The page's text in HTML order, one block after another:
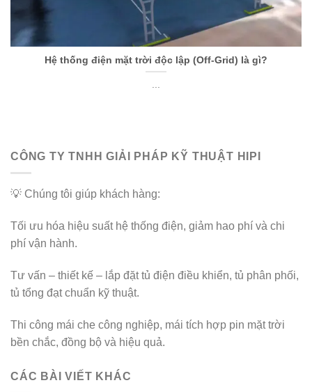
Hệ thống điện mặt trời độc lập (Off-Grid) là gì?
CÔNG TY TNHH GIẢI PHÁP KỸ THUẬT HIPI
💡 Chúng tôi giúp khách hàng:
Tối ưu hóa hiệu suất hệ thống điện, giảm hao phí và chi
phí vận hành.
Tư vấn – thiết kế – lắp đặt tủ điện điều khiển, tủ phân phối,
tủ tổng đạt chuẩn kỹ thuật.
Thi công mái che công nghiệp, mái tích hợp pin mặt trời
bền chắc, đồng bộ và hiệu quả.
CÁC BÀI VIẾT KHÁC